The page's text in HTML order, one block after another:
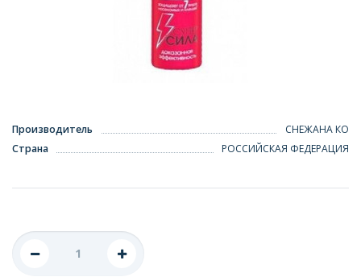
Производитель
СНЕЖАНА КО
Страна
РОССИЙСКАЯ ФЕДЕРАЦИЯ